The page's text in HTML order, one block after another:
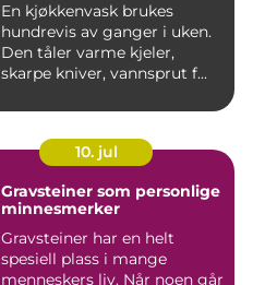
En kjøkkenvask brukes
hundrevis av ganger i uken.
Den tåler varme kjeler,
skarpe kniver, vannsprut f...
10. jul
Gravsteiner som personlige
minnesmerker
Gravsteiner har en helt
spesiell plass i mange
menneskers liv. Når noen går